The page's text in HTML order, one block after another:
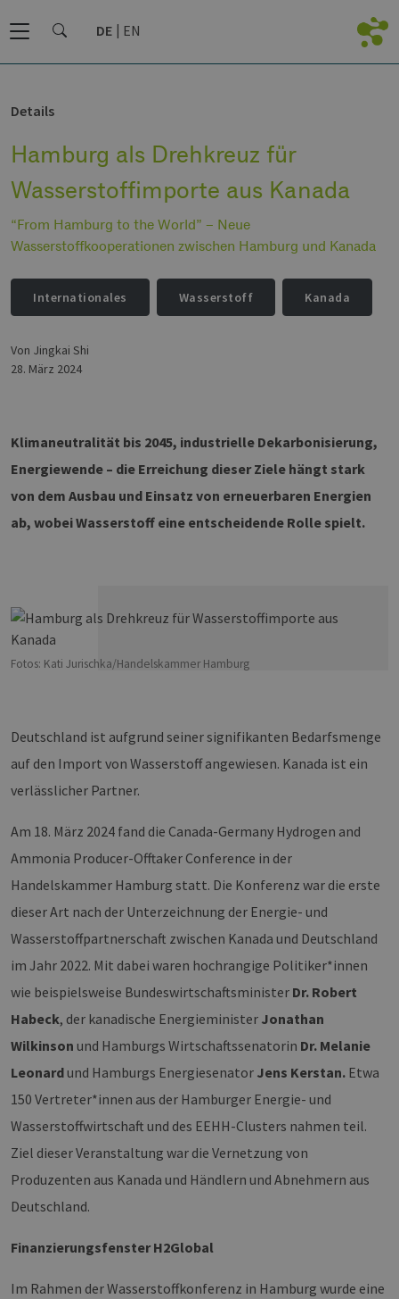
DE EN
Details
Hamburg als Drehkreuz für
Wasserstoffimporte aus Kanada
“From Hamburg to the World” – Neue
Wasserstoffkooperationen zwischen Hamburg und Kanada
Internationales Wasserstoff Kanada
Klimaneutralität bis 2045, industrielle Dekarbonisierung,
Energiewende – die Erreichung dieser Ziele hängt stark
von dem Ausbau und Einsatz von erneuerbaren Energien
ab, wobei Wasserstoff eine entscheidende Rolle spielt.
Fotos: Kati Jurischka/Handelskammer Hamburg
Deutschland ist aufgrund seiner signifikanten Bedarfsmenge
auf den Import von Wasserstoff angewiesen. Kanada ist ein
verlässlicher Partner.
Am 18. März 2024 fand die Canada-Germany Hydrogen and
Ammonia Producer-Offtaker Conference in der
Handelskammer Hamburg statt. Die Konferenz war die erste
dieser Art nach der Unterzeichnung der Energie- und
Wasserstoffpartnerschaft zwischen Kanada und Deutschland
im Jahr 2022. Mit dabei waren hochrangige Politiker*innen
wie beispielsweise Bundeswirtschaftsminister Dr. Robert
Habeck, der kanadische Energieminister Jonathan
Wilkinson und Hamburgs Wirtschaftssenatorin Dr. Melanie
Leonardund Hamburgs Energiesenator Jens Kerstan. Etwa
150 Vertreter*innen aus der Hamburger Energie- und
Wasserstoffwirtschaft und des EEHH-Clusters nahmen teil.
Ziel dieser Veranstaltung war die Vernetzung von
Produzenten aus Kanada und Händlern und Abnehmern aus
Deutschland.
Finanzierungsfenster H2Global
Im Rahmen der Wasserstoffkonferenz in Hamburg wurde eine
von Jingkai Shi
28. März 2024